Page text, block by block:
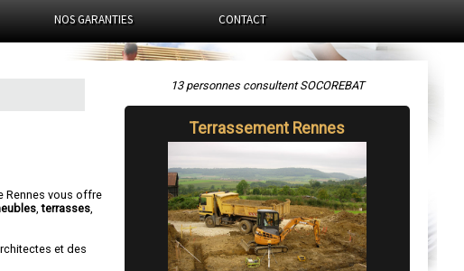
NOS GARANTIES CONTACT
Rennes vous offre
,terrasses,
et des
13 personnes consultent SOCOREBAT
Terrassement Rennes